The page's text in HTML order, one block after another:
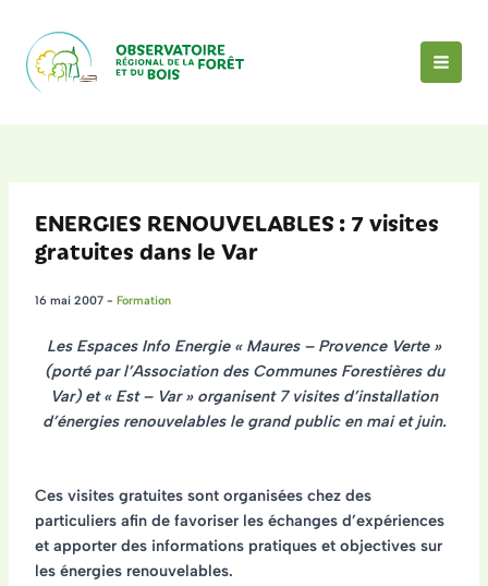
contenu
ENERGIES RENOUVELABLES : 7 visites
gratuites dans le Var
16 mai 2007 - Formation
Les Espaces Info Energie « Maures – Provence Verte »
(porté par l’Association des Communes Forestières du
Var) et « Est – Var » organisent 7 visites d’installation
d’énergies renouvelables le grand publicen mai et juin.
Ces visites gratuites sont organisées chez des
particuliers afin de favoriser les échanges d’expériences
et apporter des informations pratiques et objectives sur
les énergies renouvelables.